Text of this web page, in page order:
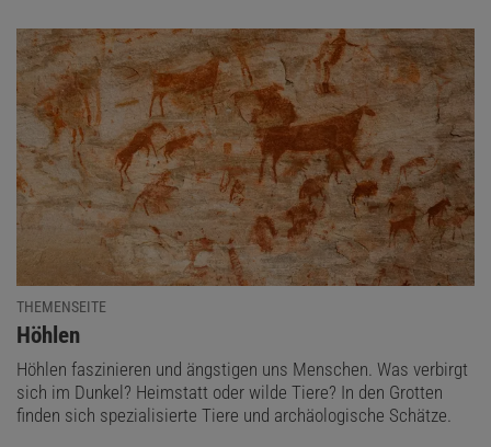
THEMENSEITE
:
Höhlen
Höhlen faszinieren und ängstigen uns Menschen. Was verbirgt
sich im Dunkel? Heimstatt oder wilde Tiere? In den Grotten
finden sich spezialisierte Tiere und archäologische Schätze.